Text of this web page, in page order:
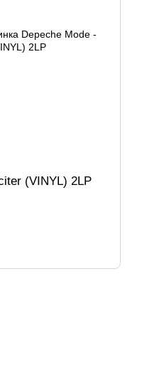
(VINYL) 2LP